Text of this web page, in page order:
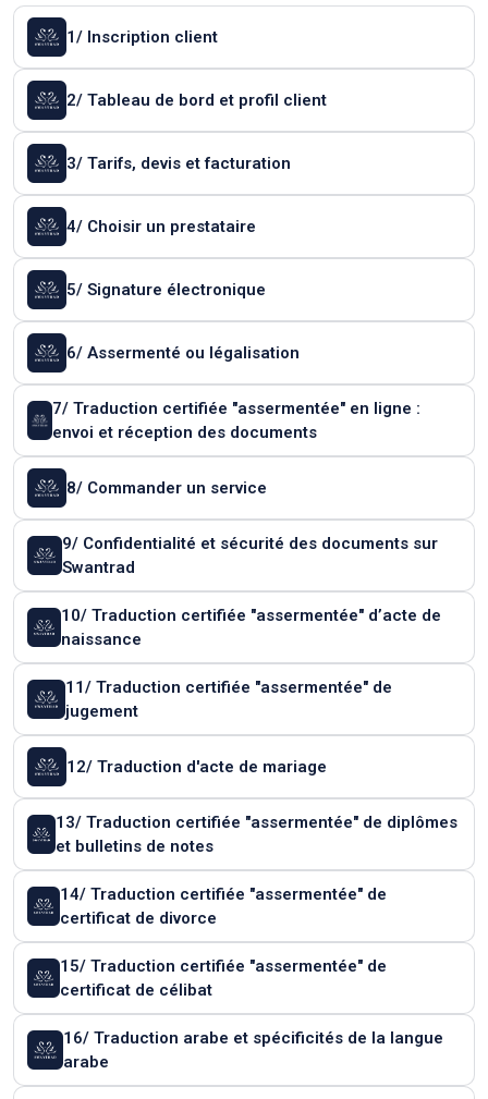
1/ Inscription client
2/ Tableau de bord et profil client
3/ Tarifs, devis et facturation
4/ Choisir un prestataire
5/ Signature électronique
6/ Assermenté ou légalisation
7/ Traduction certifiée "assermentée" en ligne :
envoi et réception des documents
8/ Commander un service
9/ Confidentialité et sécurité des documents sur
Swantrad
10/ Traduction certifiée "assermentée" d’acte de
naissance
11/ Traduction certifiée "assermentée" de
jugement
12/ Traduction d'acte de mariage
13/ Traduction certifiée "assermentée" de diplômes
et bulletins de notes
14/ Traduction certifiée "assermentée" de
certificat de divorce
15/ Traduction certifiée "assermentée" de
certificat de célibat
16/ Traduction arabe et spécificités de la langue
arabe